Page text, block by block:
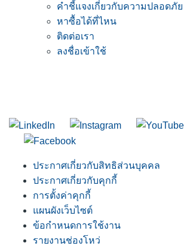
คำชี้แจงเกี่ยวกับความปลอดภัย
หาซื้อได้ที่ไหน
ติดต่อเรา
ลงชื่อเข้าใช้
ประกาศเกี่ยวกับสิทธิส่วนบุคคล
ประกาศเกี่ยวกับคุกกี้
การตั้งค่าคุกกี้
แผนผังเว็บไซต์
ข้อกำหนดการใช้งาน
รายงานช่องโหว่